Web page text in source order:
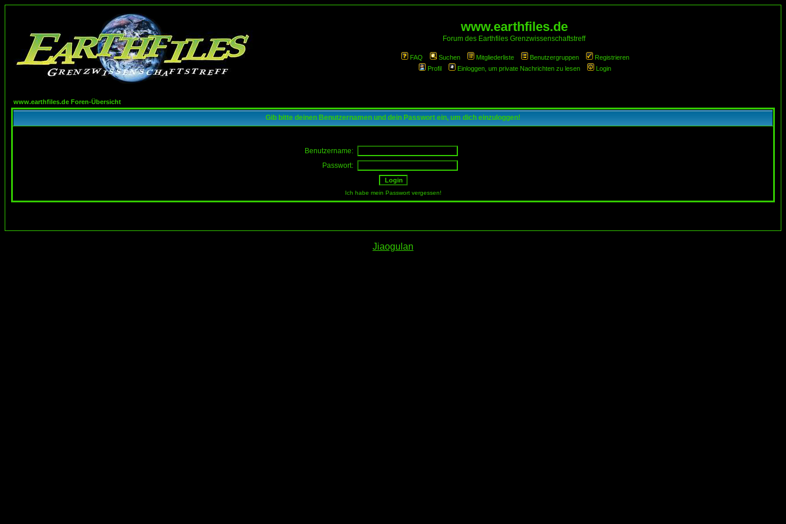
www.earthfiles.de
Forum des Earthfiles Grenzwissenschaftstreff
FAQ Suchen Mitgliederliste Benutzergruppen
Registrieren
Profil
Einloggen, um private Nachrichten zu lesen Login
www.earthfiles.de Foren-Übersicht
Gib bitte deinen Benutzernamen und dein Passwort ein, um dich einzuloggen!
Benutzername:
Passwort:
Ich habe mein Passwort vergessen!
Jiaogulan